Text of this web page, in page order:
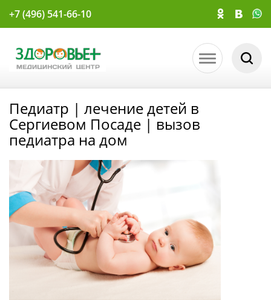
+7 (496) 541-66-10
Педиатр | лечение детей в
Сергиевом Посаде | вызов
педиатра на дом